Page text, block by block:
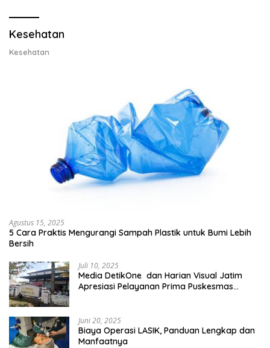
Kesehatan
Kesehatan
Agustus 15, 2025
5 Cara Praktis Mengurangi Sampah Plastik untuk Bumi Lebih
Bersih
Juli 10, 2025
Media DetikOne dan Harian Visual Jatim
Apresiasi Pelayanan Prima Puskesmas
Juni 20, 2025
Biaya Operasi LASIK, Panduan Lengkap dan
Manfaatnya